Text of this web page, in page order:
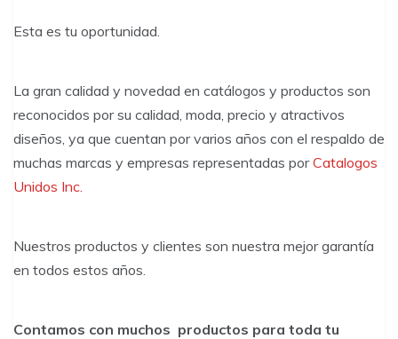
Esta es tu oportunidad.
La gran calidad y novedad en catálogos y productos son
reconocidos por su calidad, moda, precio y atractivos
diseños, ya que cuentan por varios años con el respaldo de
muchas marcas y empresas representadas porCatalogos
Unidos Inc.
Nuestros productos y clientes son nuestra mejor garantía
en todos estos años.
Contamos con muchos productos para toda tu